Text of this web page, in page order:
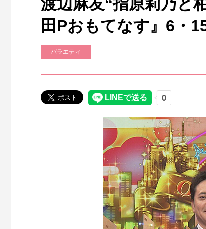
渡辺麻友“指原莉乃と
田Pおもてなす』6・
バラエティ